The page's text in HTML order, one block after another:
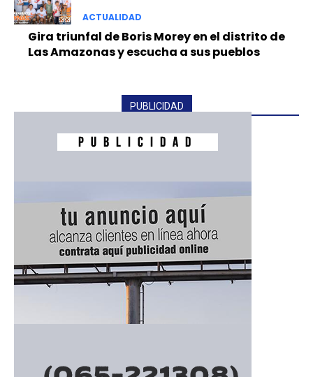
ACTUALIDAD
Gira triunfal de Boris Morey en el distrito de
Las Amazonas y escucha a sus pueblos
PUBLICIDAD